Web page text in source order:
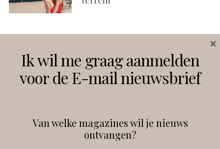
Instagram Facebook
debeautyprofessional
Ik wil me graag aanmelden
voor de E-mail nieuwsbrief
Van welke magazines wil je nieuws
ontvangen?
×